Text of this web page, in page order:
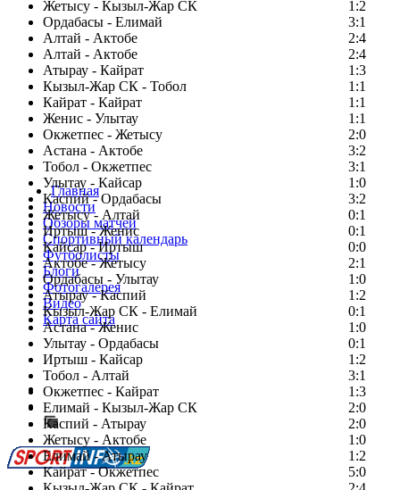
Жетысу - Кызыл-Жар СК
1:2
Ордабасы - Елимай
3:1
Алтай - Актобе
2:4
Алтай - Актобе
2:4
Атырау - Кайрат
1:3
Кызыл-Жар СК - Тобол
1:1
Кайрат - Кайрат
1:1
Женис - Улытау
1:1
Окжетпес - Жетысу
2:0
Астана - Актобе
3:2
Тобол - Окжетпес
3:1
Улытау - Кайсар
1:0
Каспий - Ордабасы
3:2
Жетысу - Алтай
0:1
Иртыш - Женис
0:1
Кайсар - Иртыш
0:0
Актобе - Жетысу
2:1
Ордабасы - Улытау
1:0
Атырау - Каспий
1:2
Кызыл-Жар СК - Елимай
0:1
Астана - Женис
1:0
Улытау - Ордабасы
0:1
Иртыш - Кайсар
1:2
Тобол - Алтай
3:1
Окжетпес - Кайрат
1:3
Елимай - Кызыл-Жар СК
2:0
Каспий - Атырау
2:0
Жетысу - Актобе
1:0
Елимай - Атырау
1:2
Кайрат - Окжетпес
5:0
Главная
Новости
Обзоры матчей
Спортивный календарь
Футболисты
Блоги
Фотогалерея
Видео
Карта сайта
Есть идея?
Сообщить о мероприятии
Перейти на старый сайт